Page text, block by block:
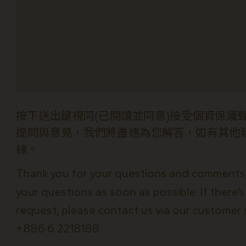
按下送出鍵視同(已閱讀並同意)接受個資保護
提問與意見，我們將盡速為您解答，如有其他
線。
Thank you for your questions and
your questions as soon as possible. If
request, please contact us via our customer
+886 6 2218188.